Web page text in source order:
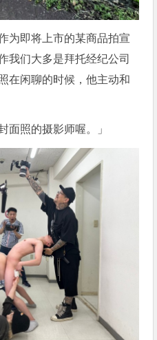
为即将上市的某商品拍宣
我们大多是拜托经纪公司
在闲聊的时候，他主动和
面照的摄影师喔。」